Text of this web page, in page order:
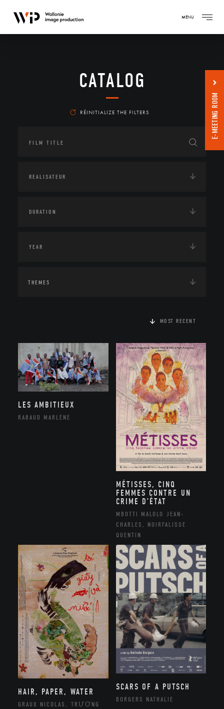
MENU
CATALOG
RÉINITIALIZE THE FILTERS
THEMES
MOST RECENT
LES AMBITIEUX
RABAUD MARLÈNE
MÉTISSES, CINQ
FEMMES CONTRE UN
CRIME D’ÉTAT
MBOTTI MALOLO JEAN-
CHARLES, NOIRFALISSE
QUENTIN
HAIR, PAPER, WATER
GRAUX NICOLAS, TRƯƠNG
SCARS OF A PUTSCH
BORGERS NATHALIE
E-MEETING ROOM